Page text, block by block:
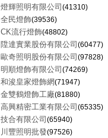
燈輝照明有限公司 (41310)
全民燈飾(39536)
CK流行燈飾(48802)
陞達實業股份有限公司 (60477)
歐奇照明股份有限公司 (97828)
明順燈飾有限公司 (74269)
和浚皇家燈飾網(71947)
金雙鶴燈飾工廠(81880)
高興精密工業有限公司 (65335)
技合有限公司 (65940)
川豐照明批發(97526)